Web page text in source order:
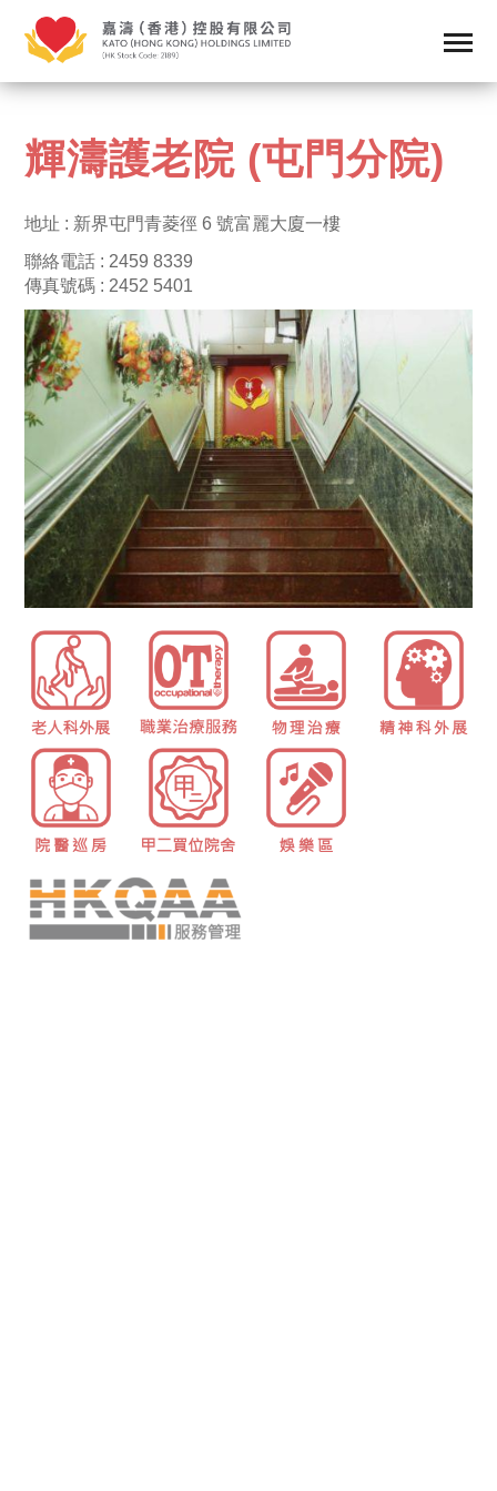
輝濤護老院 (屯門分院)
地址 : 新界屯門青菱徑 6 號富麗大廈一樓
聯絡電話 : 2459 8339
傳真號碼 : 2452 5401